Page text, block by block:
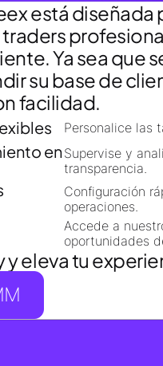
está
Ya sea que
su base de
facilidad.
Personalice las
enSupervise y
transparencia.
Configuración
operaciones.
Accede a
oportunidades
y eleva tu